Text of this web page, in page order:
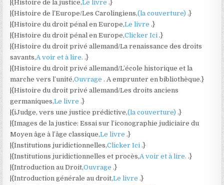
|{Histoire de la justice,Le livre.}
|{Histoire de l’Europe/Les Carolingiens,(la couverture).}
|{Histoire du droit pénal en Europe,Le livre.}
|{Histoire du droit pénal en Europe,Clicker Ici.}
|{Histoire du droit privé allemand/La renaissance des droits
savants,A voir et à lire..}
|{Histoire du droit privé allemand/L’école historique et la
marche vers l’unité,Ouvrage. A emprunter en bibliothèque.}
|{Histoire du droit privé allemand/Les droits anciens
germaniques,Le livre.}
|{iJudge, vers une justice prédictive,(la couverture).}
|{Images de la justice: Essai sur l’iconographie judiciaire du
Moyen âge à l’âge classique,Le livre.}
|{Institutions juridictionnelles,Clicker Ici.}
|{Institutions juridictionnelles et procès,A voir et à lire..}
|{Introduction au Droit,Ouvrage.}
|{Introduction générale au droit,Le livre.}